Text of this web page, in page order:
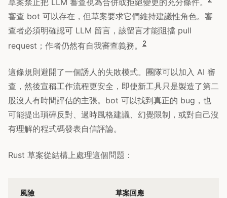
審查 bot 可以存在，但草案要求它們維持建議性角色。審
查者必須明確認可 LLM 留言，該留言才能阻擋 pull
request；作者仍然有自我審查義務。
2
這條規則避開了一個誘人的失敗模式。團隊可以加入 AI 審
查，然後宣稱工作流程更安全，即使新工具只是製造了第二
股沒人有時間評估的主張。bot 可以找到真正的 bug，也
可能提出瑣碎反對、過時風格建議、幻覺限制，或對自己沒
有理解的程式碼發表自信評論。
Rust 草案從結構上處理這個問題：
風險 草案回應